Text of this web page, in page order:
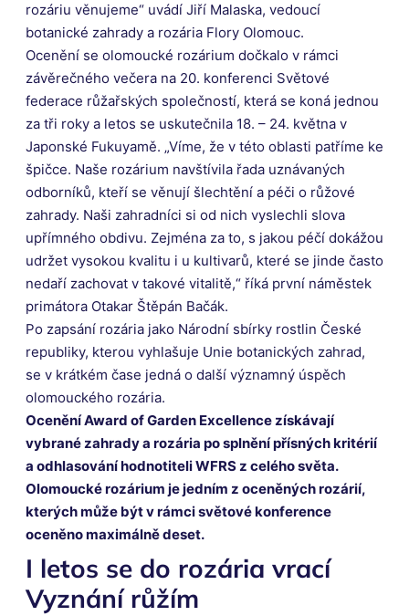
rozáriu věnujeme“ uvádí Jiří Malaska, vedoucí
botanické zahrady a rozária Flory Olomouc.
Ocenění se olomoucké rozárium dočkalo v rámci
závěrečného večera na 20. konferenci Světové
federace růžařských společností, která se koná jednou
za tři roky a letos se uskutečnila 18. – 24. května v
Japonské Fukuyamě. „Víme, že v této oblasti patříme ke
špičce. Naše rozárium navštívila řada uznávaných
odborníků, kteří se věnují šlechtění a péči o růžové
zahrady. Naši zahradníci si od nich vyslechli slova
upřímného obdivu. Zejména za to, s jakou péčí dokážou
udržet vysokou kvalitu i u kultivarů, které se jinde často
nedaří zachovat v takové vitalitě,“ říká první náměstek
primátora Otakar Štěpán Bačák.
Po zapsání rozária jako Národní sbírky rostlin České
republiky, kterou vyhlašuje Unie botanických zahrad,
se v krátkém čase jedná o další významný úspěch
olomouckého rozária.
Ocenění Award of Garden Excellence získávají
vybrané zahrady a rozária po splnění přísných kritérií
a odhlasování hodnotiteli WFRS z celého světa.
Olomoucké rozárium je jedním z oceněných rozárií,
kterých může být v rámci světové konference
oceněno maximálně deset.
I letos se do rozária vrací
Vyznání růžím